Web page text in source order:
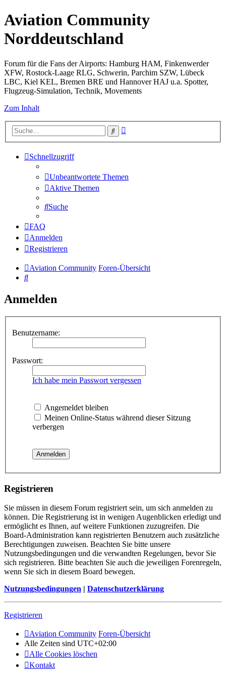
Aviation Community
Norddeutschland
Forum für die Fans der Airports: Hamburg HAM, Finkenwerder
XFW, Rostock-Laage RLG, Schwerin, Parchim SZW, Lübeck
LBC, Kiel KEL, Bremen BRE und Hannover HAJ u.a. Spotter,
Flugzeug-Simulation, Technik, Movements
Zum Inhalt
Suche
Schnellzugriff
Unbeantwortete Themen
Aktive Themen
Suche
FAQ
Anmelden
Registrieren
Aviation Community Foren-Übersicht
Suche
Anmelden
Benutzername:
Passwort:
Ich habe mein Passwort vergessen
Angemeldet bleiben
Meinen Online-Status während dieser Sitzung
verbergen
Registrieren
Sie müssen in diesem Forum registriert sein, um sich anmelden zu
können. Die Registrierung ist in wenigen Augenblicken erledigt und
ermöglicht es Ihnen, auf weitere Funktionen zuzugreifen. Die
Board-Administration kann registrierten Benutzern auch zusätzliche
Berechtigungen zuweisen. Beachten Sie bitte unsere
Nutzungsbedingungen und die verwandten Regelungen, bevor Sie
sich registrieren. Bitte beachten Sie auch die jeweiligen Forenregeln,
wenn Sie sich in diesem Board bewegen.
Nutzungsbedingungen | Datenschutzerklärung
Registrieren
Aviation Community Foren-Übersicht
Alle Zeiten sind UTC+02:00
Alle Cookies löschen
Kontakt